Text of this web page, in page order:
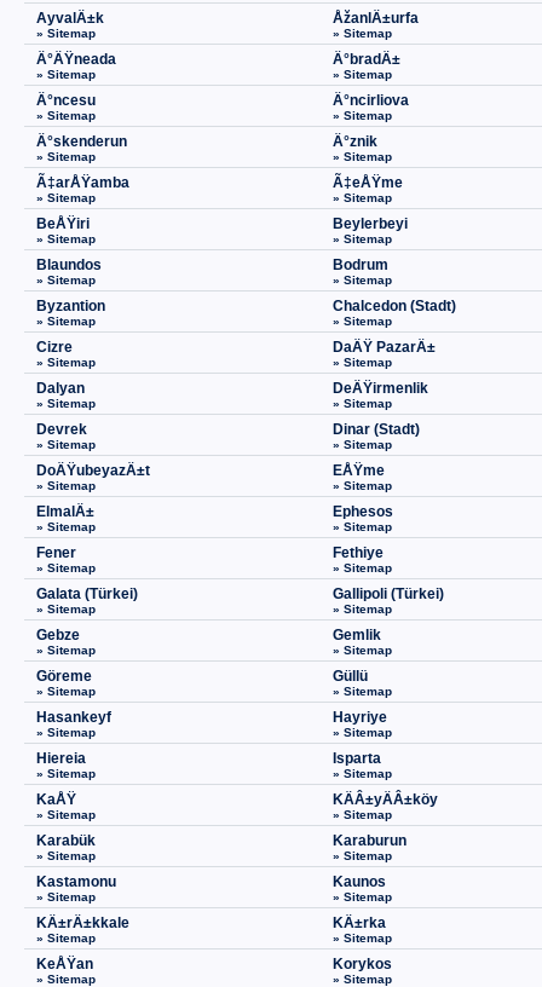
AyvalÄ±k
» Sitemap
ÅžanlÄ±urfa
» Sitemap
Ä°ÄŸneada
» Sitemap
Ä°bradÄ±
» Sitemap
Ä°ncesu
» Sitemap
Ä°ncirliova
» Sitemap
Ä°skenderun
» Sitemap
Ä°znik
» Sitemap
Ã‡arÅŸamba
» Sitemap
Ã‡eÅŸme
» Sitemap
BeÅŸiri
» Sitemap
Beylerbeyi
» Sitemap
Blaundos
» Sitemap
Bodrum
» Sitemap
Byzantion
» Sitemap
Chalcedon (Stadt)
» Sitemap
Cizre
» Sitemap
DaÄŸ PazarÄ±
» Sitemap
Dalyan
» Sitemap
DeÄŸirmenlik
» Sitemap
Devrek
» Sitemap
Dinar (Stadt)
» Sitemap
DoÄŸubeyazÄ±t
» Sitemap
EÅŸme
» Sitemap
ElmalÄ±
» Sitemap
Ephesos
» Sitemap
Fener
» Sitemap
Fethiye
» Sitemap
Galata (Türkei)
» Sitemap
Gallipoli (Türkei)
» Sitemap
Gebze
» Sitemap
Gemlik
» Sitemap
Göreme
» Sitemap
Güllü
» Sitemap
Hasankeyf
» Sitemap
Hayriye
» Sitemap
Hiereia
» Sitemap
Isparta
» Sitemap
KaÅŸ
» Sitemap
KÄÂ±yÄÂ±köy
» Sitemap
Karabük
» Sitemap
Karaburun
» Sitemap
Kastamonu
» Sitemap
Kaunos
» Sitemap
KÄ±rÄ±kkale
» Sitemap
KÄ±rka
» Sitemap
KeÅŸan
» Sitemap
Korykos
» Sitemap